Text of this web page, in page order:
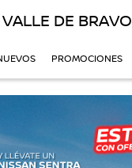
DE BRAVO
PROMOCIONES